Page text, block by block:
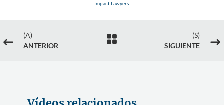
Impact Lawyers.
#
(A)
ANTERIOR

(S)
SIGUIENTE
$